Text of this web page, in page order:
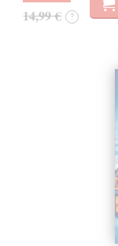
14,99 € ?